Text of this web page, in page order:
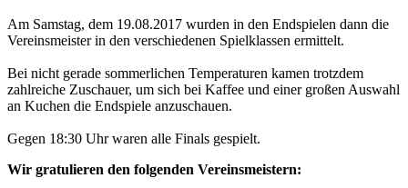
Am Samstag, dem 19.08.2017 wurden in den Endspielen dann die
Vereinsmeister in den verschiedenen Spielklassen ermittelt.
Bei nicht gerade sommerlichen Temperaturen kamen trotzdem
zahlreiche Zuschauer, um sich bei Kaffee und einer großen Auswahl
an Kuchen die Endspiele anzuschauen.
Gegen 18:30 Uhr waren alle Finals gespielt.
Wir gratulieren den folgenden Vereinsmeistern: